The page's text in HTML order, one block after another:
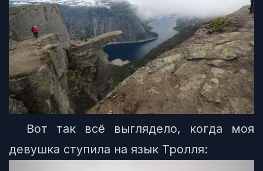
Вот так всё выглядело, когда моя
девушка ступила на язык Тролля: